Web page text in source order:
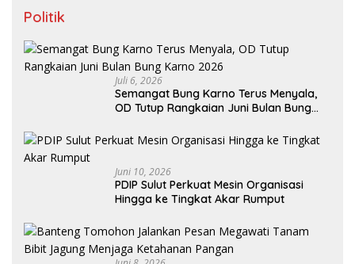
Politik
Juli 6, 2026
Semangat Bung Karno Terus Menyala,
OD Tutup Rangkaian Juni Bulan Bung
Juni 10, 2026
PDIP Sulut Perkuat Mesin Organisasi
Hingga ke Tingkat Akar Rumput